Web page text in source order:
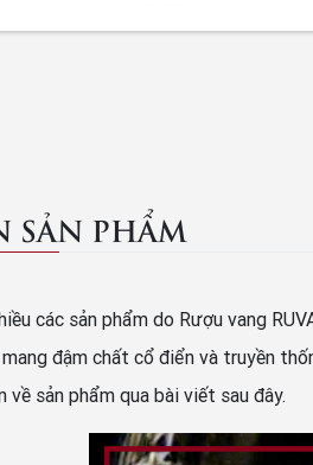
SẢN PHẨM
các sản phẩm do Rượu vang
đậm chất cổ điển và truyền
sản phẩm qua bài viết sau đây.